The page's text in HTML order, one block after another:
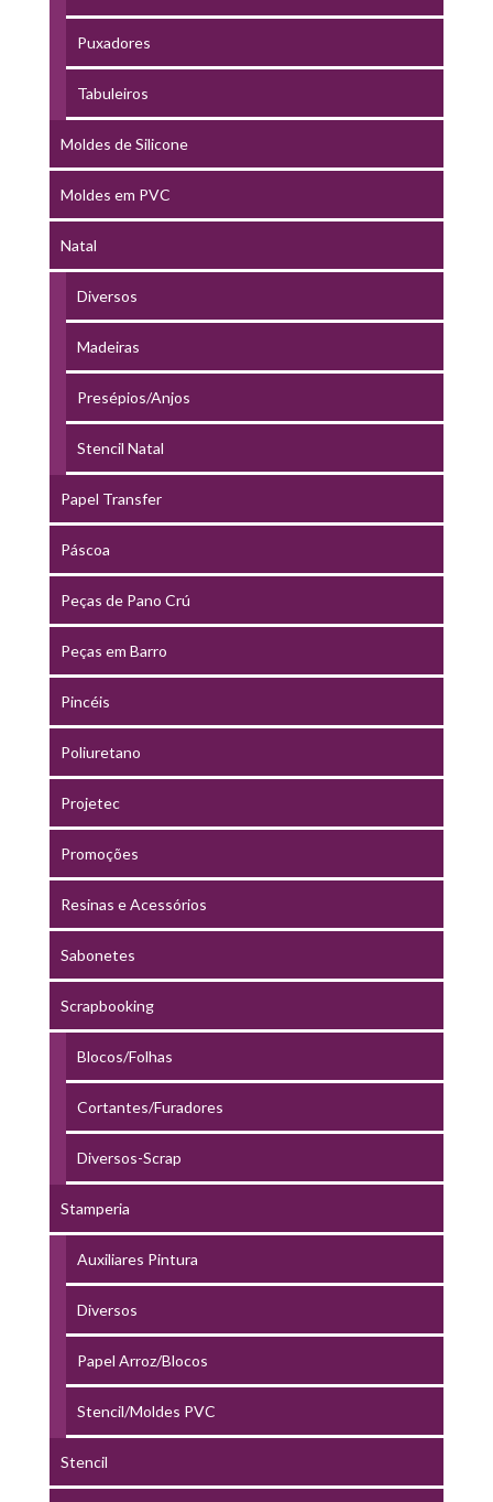
Puxadores
Tabuleiros
Moldes de Silicone
Moldes em PVC
Natal
Diversos
Madeiras
Presépios/Anjos
Stencil Natal
Papel Transfer
Páscoa
Peças de Pano Crú
Peças em Barro
Pincéis
Poliuretano
Projetec
Promoções
Resinas e Acessórios
Sabonetes
Scrapbooking
Blocos/Folhas
Cortantes/Furadores
Diversos-Scrap
Stamperia
Auxiliares Pintura
Diversos
Papel Arroz/Blocos
Stencil/Moldes PVC
Stencil